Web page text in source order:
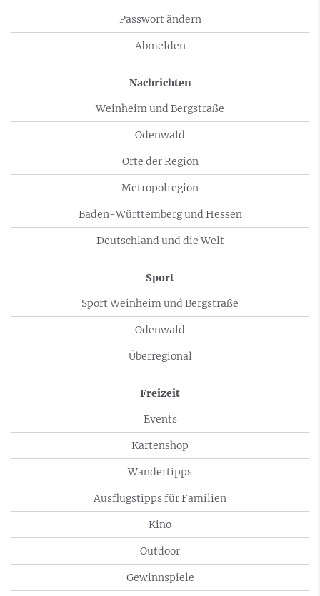
Passwort ändern
Abmelden
Nachrichten
Weinheim und Bergstraße
Odenwald
Orte der Region
Metropolregion
Baden-Württemberg und Hessen
Deutschland und die Welt
Sport
Sport Weinheim und Bergstraße
Odenwald
Überregional
Freizeit
Events
Kartenshop
Wandertipps
Ausflugstipps für Familien
Kino
Outdoor
Gewinnspiele